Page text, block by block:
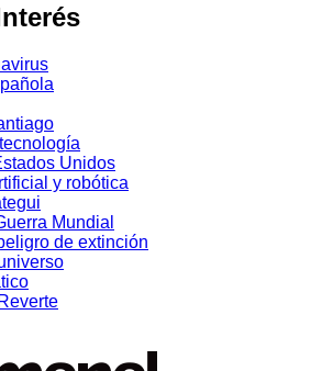
Unidos
y robótica
Mundial
de extinción